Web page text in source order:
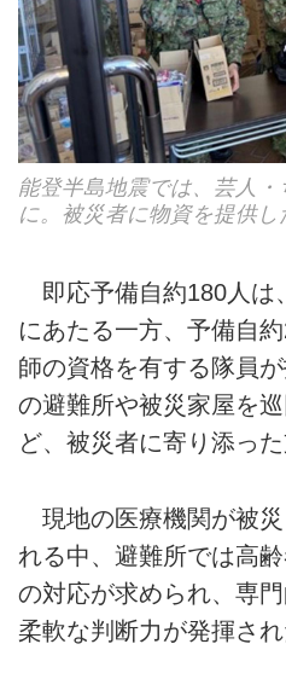
能登半島地震では、芸人
に。被災者に物資を提供し
即応予備自約180人は
にあたる一方、予備自
師の資格を有する隊員
の避難所や被災家屋を
ど、被災者に寄り添った
現地の医療機関が被
れる中、避難所では高
の対応が求められ、専
柔軟な判断力が発揮され